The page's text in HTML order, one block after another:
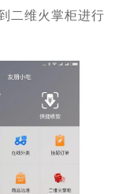
二维火掌柜进行